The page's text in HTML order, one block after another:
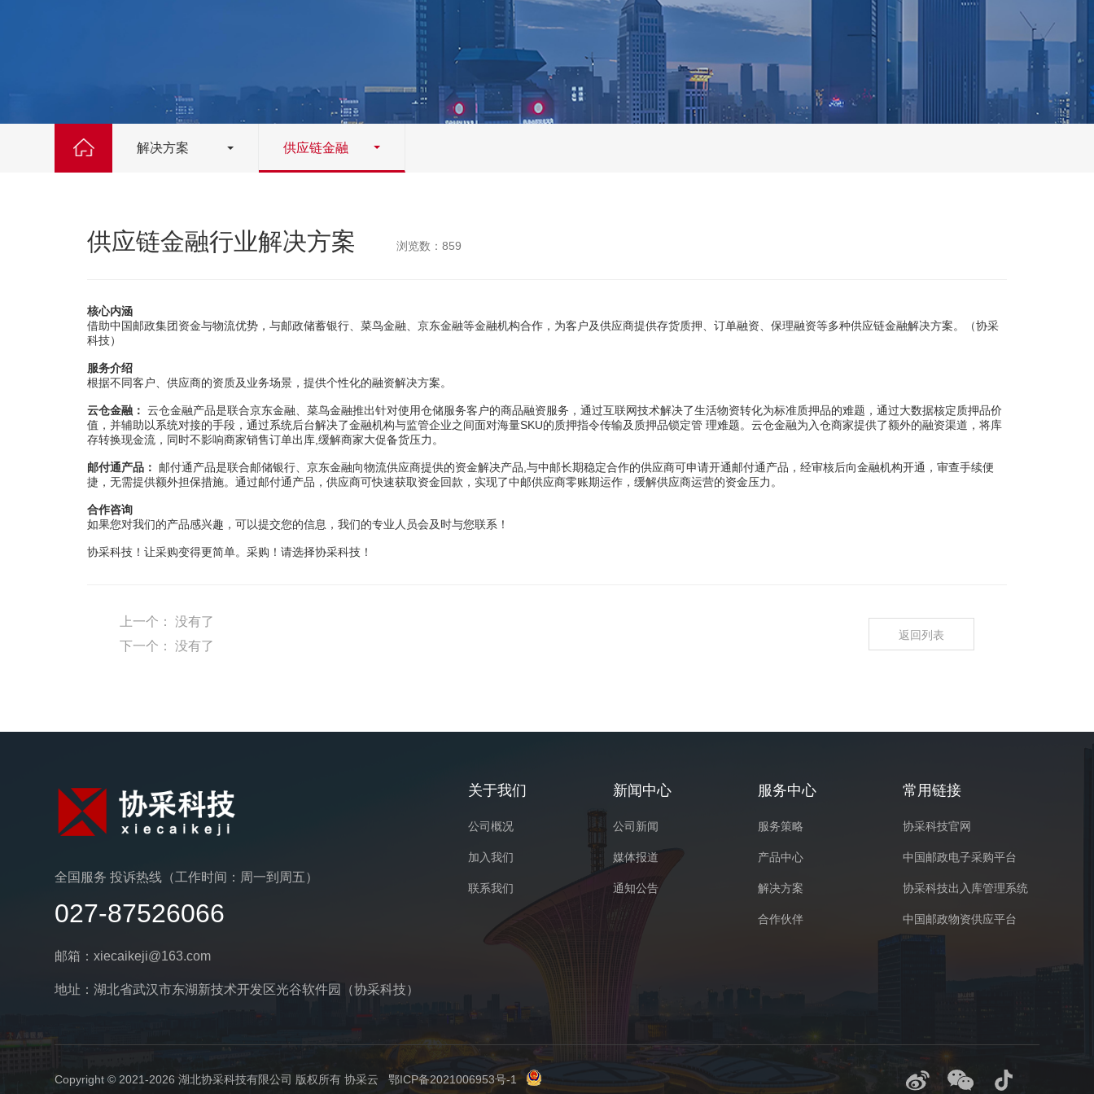
解决方案 供应链金融
供应链金融行业解决方案 浏览数：859
核心内涵
借助中国邮政集团资金与物流优势，与邮政储蓄银行、菜鸟金融、京东金融等金融机构合作，为客户及供应商提供存货质押、订单融资、保理融资等多种供应链金融解决方案。（协采
科技）
服务介绍
根据不同客户、供应商的资质及业务场景，提供个性化的融资解决方案。
云仓金融： 云仓金融产品是联合京东金融、菜鸟金融推出针对使用仓储服务客户的商品融资服务，通过互联网技术解决了生活物资转化为标准质押品的难题，通过大数据核定质押品价
值，并辅助以系统对接的手段，通过系统后台解决了金融机构与监管企业之间面对海量SKU的质押指令传输及质押品锁定管 理难题。云仓金融为入仓商家提供了额外的融资渠道，将库
存转换现金流，同时不影响商家销售订单出库,缓解商家大促备货压力。
邮付通产品：
邮付通产品是联合邮储银行、京东金融向物流供应商提供的资金解决产品,与中邮长期稳定合作的供应商可申请开通邮付通产品，经审核后向金融机构开通，审查手续便
捷，无需提供额外担保措施。通过邮付通产品，供应商可快速获取资金回款，实现了中邮供应商零账期运作，缓解供应商运营的资金压力。
合作咨询
如果您对我们的产品感兴趣，可以提交您的信息，我们的专业人员会及时与您联系！
协采科技！让采购变得更简单。采购！请选择协采科技！
上一个：
没有了
下一个：
没有了
返回列表
全国服务 投诉热线（工作时间：周一到周五）
027-87526066
邮箱：xiecaikeji@163.com
地址：湖北省武汉市东湖新技术开发区光谷软件园（协采科技）
关于我们
公司概况
加入我们
联系我们
新闻中心
公司新闻
媒体报道
通知公告
服务中心
服务策略
产品中心
解决方案
合作伙伴
常用链接
协采科技官网
中国邮政电子采购平台
协采科技出入库管理系统
中国邮政物资供应平台
Copyright © 2021-2026 湖北协采科技有限公司 版权所有 协采云 鄂ICP备2021006953号-1